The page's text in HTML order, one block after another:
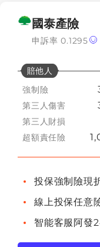
甲式車體險方案
丙式車體險方案
乙式車險第二年折
新車保險方案
新車乙式車體險方
新車全險方案
保費低->高
保費高->低
富邦產物
國泰產險
新光產物
臺灣產物
華南產物
國泰產險
申訴率0.1295
賠他人
強制險
第三人傷害
第三人財損
超額責任險
投保強制險現
線上投保任意
智能客服阿發